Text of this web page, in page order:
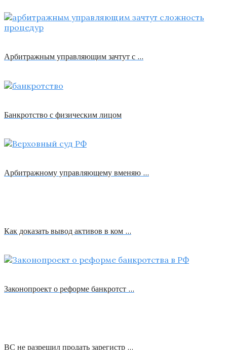
Арбитражным управляющим зачтут с …
Банкротство с физическим лицом
Арбитражному управляющему вменяю …
Как доказать вывод активов в ком …
Законопроект о реформе банкротст …
ВС не разрешил продать зарегистр …